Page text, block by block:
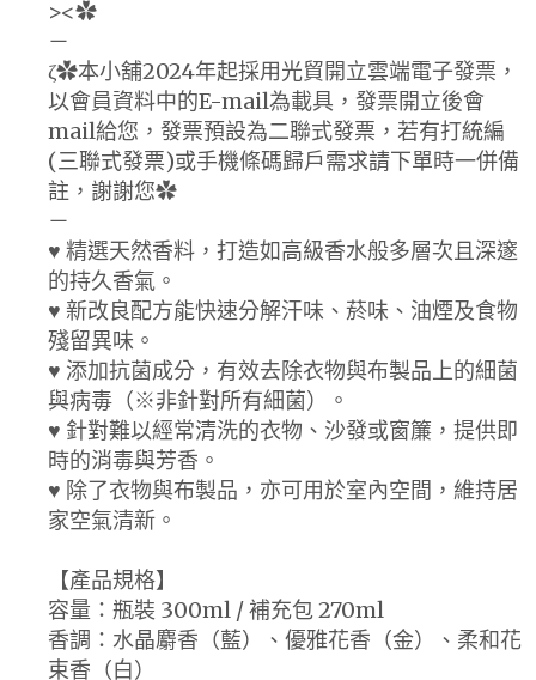
><✿
－
ζ✿本小舖2024年起採用光貿開立雲端電子發票，
以會員資料中的E-mail為載具，發票開立後會
mail給您，發票預設為二聯式發票，若有打統編
(三聯式發票)或手機條碼歸戶需求請下單時一併備
註，謝謝您✿
－
♥ 精選天然香料，打造如高級香水般多層次且深邃
的持久香氣。
♥ 新改良配方能快速分解汗味、菸味、油煙及食物
殘留異味。
♥ 添加抗菌成分，有效去除衣物與布製品上的細菌
與病毒（※非針對所有細菌）。
♥ 針對難以經常清洗的衣物、沙發或窗簾，提供即
時的消毒與芳香。
♥ 除了衣物與布製品，亦可用於室內空間，維持居
家空氣清新。
【產品規格】
容量：瓶裝 300ml / 補充包 270ml
香調：水晶麝香（藍）、優雅花香（金）、柔和花
束香（白）